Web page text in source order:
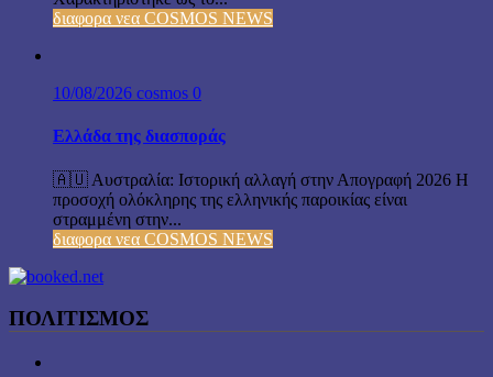
διαφορα νεα COSMOS NEWS
10/08/2026 cosmos 0
Ελλάδα της διασποράς
🇦🇺 Αυστραλία: Ιστορική αλλαγή στην Απογραφή 2026 Η
προσοχή ολόκληρης της ελληνικής παροικίας είναι
στραμμένη στην...
διαφορα νεα COSMOS NEWS
ΠΟΛΙΤΙΣΜΟΣ